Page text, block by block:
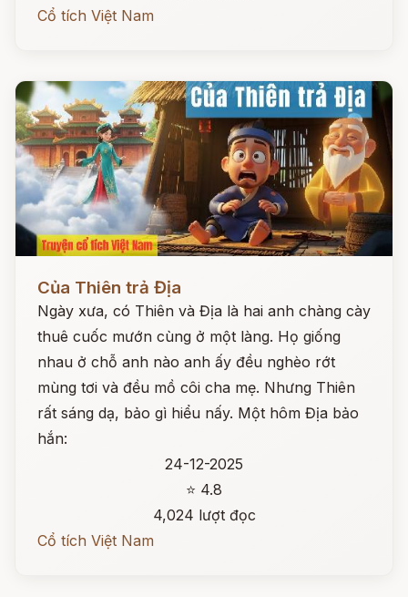
Cổ tích Việt Nam
Của Thiên trả Địa
Ngày xưa, có Thiên và Địa là hai anh chàng cày
thuê cuốc mướn cùng ở một làng. Họ giống
nhau ở chỗ anh nào anh ấy đều nghèo rớt
mùng tơi và đều mồ côi cha mẹ. Nhưng Thiên
rất sáng dạ, bảo gì hiểu nấy. Một hôm Địa bảo
hắn:
24-12-2025
⭐ 4.8
4,024 lượt đọc
Cổ tích Việt Nam